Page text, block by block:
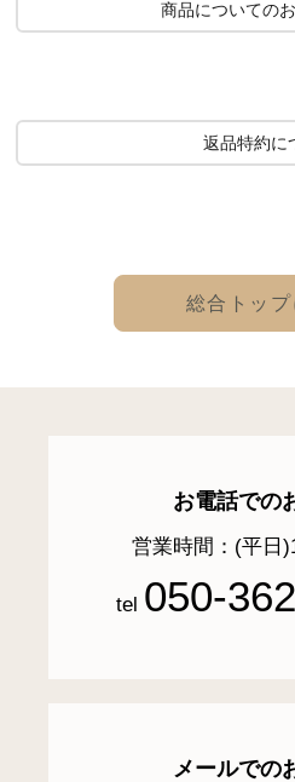
商品についての
返品特約に
総合トップ
お電話での
営業時間：(平日
tel 050-
メールでの